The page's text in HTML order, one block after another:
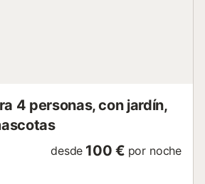
4 personas, con jardín,
desde 100 € por noche